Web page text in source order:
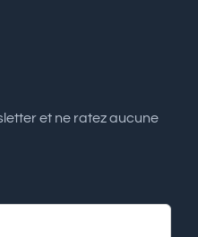
et ne ratez aucune